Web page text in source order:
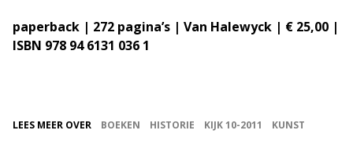
paperback | 272 pagina’s | Van Halewyck | € 25,00 |
ISBN 978 94 6131 036 1
LEES MEER OVER BOEKEN HISTORIE KIJK 10-2011
KUNST